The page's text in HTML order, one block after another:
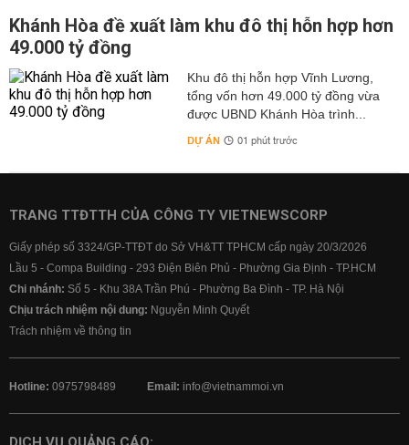
Khánh Hòa đề xuất làm khu đô thị hỗn hợp hơn
49.000 tỷ đồng
Khu đô thị hỗn hợp Vĩnh Lương,
tổng vốn hơn 49.000 tỷ đồng vừa
được UBND Khánh Hòa trình...
DỰ ÁN 01 phút trước
TRANG TTĐTTH CỦA CÔNG TY VIETNEWSCORP
Giấy phép số 3324/GP-TTĐT do Sở VH&TT TPHCM cấp ngày 20/3/2026
Lầu 5 - Compa Building - 293 Điện Biên Phủ - Phường Gia Định - TP.HCM
Chi nhánh: Số 5 - Khu 38A Trần Phú - Phường Ba Đình - TP. Hà Nội
Chịu trách nhiệm nội dung: Nguyễn Minh Quyết
Trách nhiệm về thông tin
Hotline: 0975798489 Email: info@vietnammoi.vn